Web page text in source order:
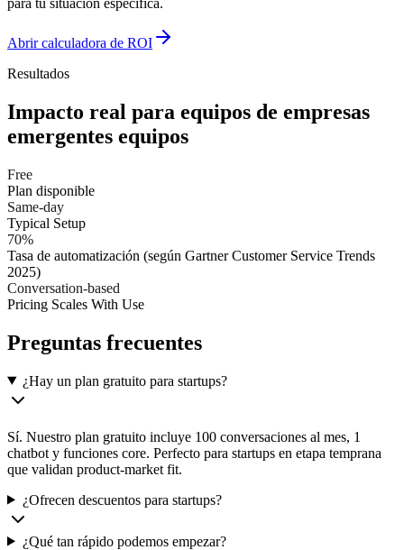
para tu situación específica.
Abrir calculadora de ROI
Resultados
Impacto real para equipos de empresas
emergentes equipos
Free
Plan disponible
Same-day
Typical Setup
70%
Tasa de automatización (según Gartner Customer Service Trends
2025)
Conversation-based
Pricing Scales With Use
Preguntas frecuentes
¿Hay un plan gratuito para startups?
Sí. Nuestro plan gratuito incluye 100 conversaciones al mes, 1
chatbot y funciones core. Perfecto para startups en etapa temprana
que validan product-market fit.
¿Ofrecen descuentos para startups?
¿Qué tan rápido podemos empezar?